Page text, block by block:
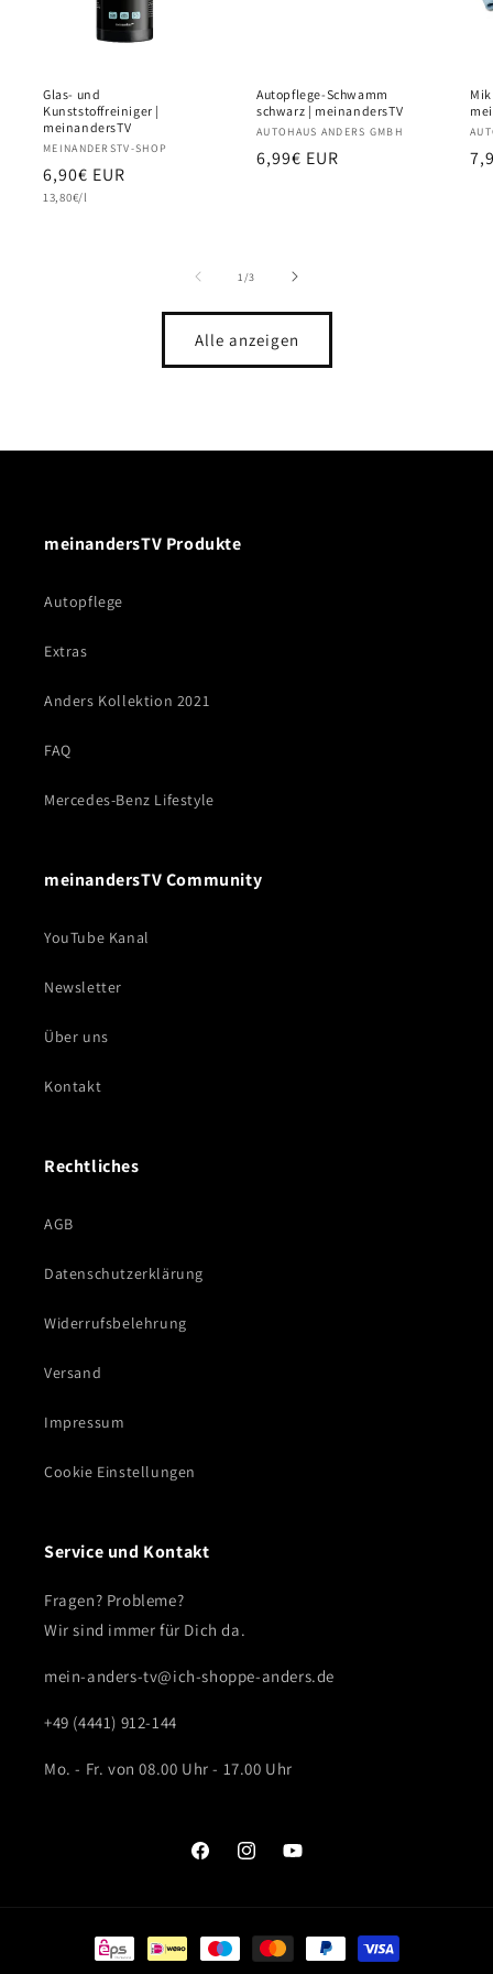
Glas- und
Kunststoffreiniger |
meinandersTV
Anbieter:
MEINANDERSTV-SHOP
Normaler
Preis
6,90€ EUR
Grundpreis
13,80€/l
Autopflege-Schwamm
schwarz | meinandersTV
Anbieter:
AUTOHAUS ANDERS GMBH
Normaler
6,99€ EUR
1/von
3
Alle anzeigen
meinandersTV Produkte
Autopflege
Extras
Anders Kollektion 2021
FAQ
Mercedes-Benz Lifestyle
meinandersTV Community
YouTube Kanal
Newsletter
Über uns
Kontakt
Rechtliches
AGB
Datenschutzerklärung
Widerrufsbelehrung
Versand
Impressum
Cookie Einstellungen
Service und Kontakt
Fragen? Probleme?
Wir sind immer für Dich da.
mein-anders-tv@ich-shoppe-anders.de
+49 (4441) 912-144
Mo. - Fr. von 08.00 Uhr - 17.00 Uhr
FacebookInstagramYouTube
Zahlungsmethoden